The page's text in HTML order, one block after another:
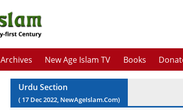
Archives New Age Islam TV Books
Urdu Section
( 17 Dec2022, NewAgeIslam.Com)